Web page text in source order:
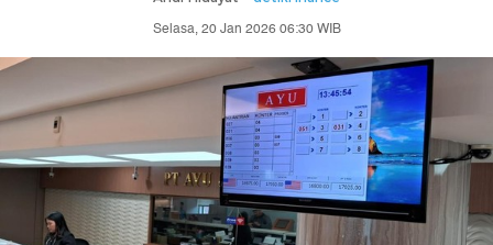
Selasa, 20 Jan 2026 06:30 WIB